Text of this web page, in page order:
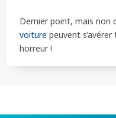
Dernier point, mais non
voiture peuvent
horreur !